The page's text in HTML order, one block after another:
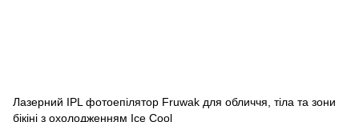
Лазерний IPL фотоепілятор Fruwak для обличчя, тіла та зони
бікіні з охолодженням Ice Cool